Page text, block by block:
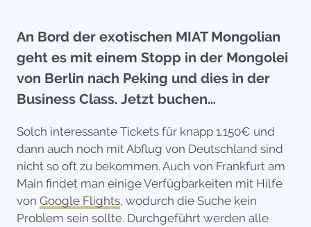
An Bord der exotischen MIAT Mongolian
geht es mit einem Stopp in der Mongolei
von Berlin nach Peking und dies in der
Business Class. Jetzt buchen…
Solch interessante Tickets für knapp 1.150€ und
dann auch noch mit Abflug von Deutschland sind
nicht so oft zu bekommen. Auch von Frankfurt am
Main findet man einige Verfügbarkeiten mit Hilfe
von Google Flights, wodurch die Suche kein
Problem sein sollte. Durchgeführt werden alle